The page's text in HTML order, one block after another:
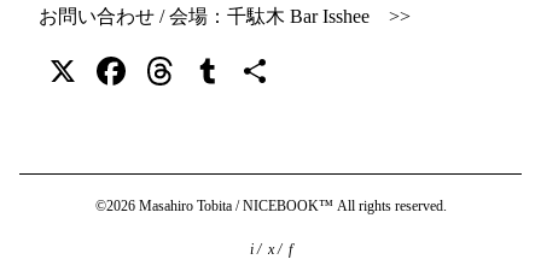
お問い合わせ / 会場：千駄木 Bar Isshee >>
X Facebook
ThreadsTumblr
©2026 Masahiro Tobita / NICEBOOK™ All rights reserved.
i/ x/ f